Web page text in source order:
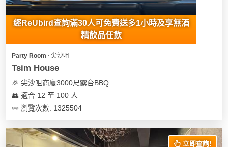
經ReUbird查詢滿30人可免費送多1小時及享無酒
精飲品任飲
Party Room ∙ 尖沙咀
Tsim House
🎉 尖沙咀商廈3000尺露台BBQ
👥 適合 12 至 100 人
👀 瀏覽次數: 1325504
立即查詢!